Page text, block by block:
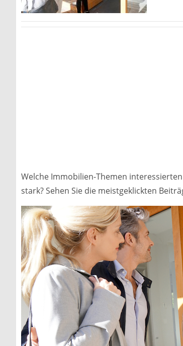
Welche Immobilien-Themen
stark? Sehen Sie die meistgeklickten